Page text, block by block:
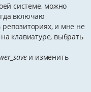
системе, можно
включаю
и мне не
клавиатуре, выбрать
и изменить